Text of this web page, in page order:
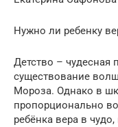
Нужно ли ребенку
Детство – чудесная
существование
Мороза. Однако в
пропорционально
ребёнка вера в